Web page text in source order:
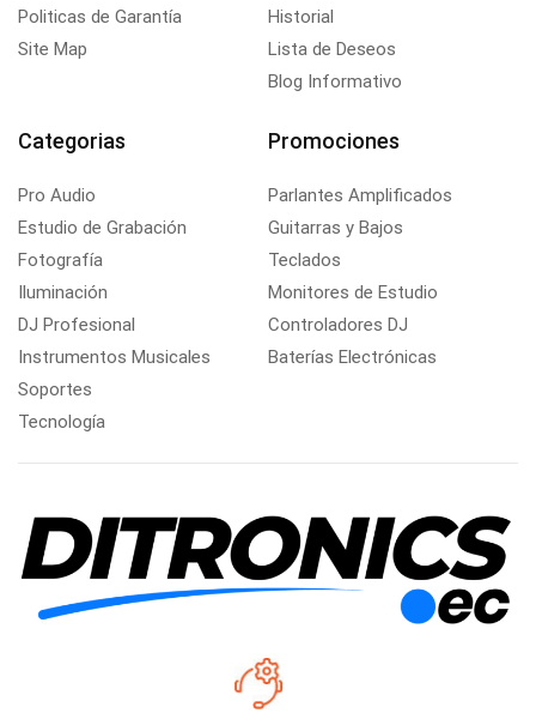
Politicas de Garantía
Site Map
Historial
Lista de Deseos
Blog Informativo
Categorias
Pro Audio
Estudio de Grabación
Fotografía
Iluminación
DJ Profesional
Instrumentos Musicales
Soportes
Tecnología
Promociones
Parlantes Amplificados
Guitarras y Bajos
Teclados
Monitores de Estudio
Controladores DJ
Baterías Electrónicas